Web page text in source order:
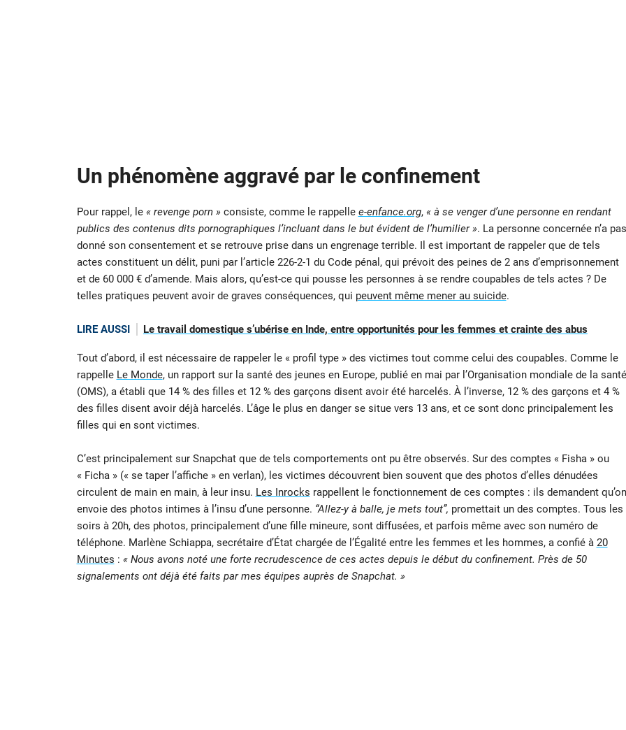
Un phénomène aggravé par le confinement
Pour rappel, le « revenge porn » consiste, comme le rappelle e-enfance.org, « à se venger d’une personne en rendant
publics des contenus dits pornographiques l’incluant dans le but évident de l’humilier ». La personne concernée n’a pas
donné son consentement et se retrouve prise dans un engrenage terrible. Il est important de rappeler que de tels
actes constituent un délit, puni par l’article 226-2-1 du Code pénal, qui prévoit des peines de 2 ans d’emprisonnement
et de 60 000 € d’amende. Mais alors, qu’est-ce qui pousse les personnes à se rendre coupables de tels actes ? De
telles pratiques peuvent avoir de graves conséquences, qui peuvent même mener au suicide.
LIRE AUSSI Le travail domestique s’ubérise en Inde, entre opportunités pour les femmes et crainte des abus
Tout d’abord, il est nécessaire de rappeler le « profil type » des victimes tout comme celui des coupables. Comme le
rappelle Le Monde, un rapport sur la santé des jeunes en Europe, publié en mai par l’Organisation mondiale de la santé
(OMS), a établi que 14 % des filles et 12 % des garçons disent avoir été harcelés. À l’inverse, 12 % des garçons et 4 %
des filles disent avoir déjà harcelés. L’âge le plus en danger se situe vers 13 ans, et ce sont donc principalement les
filles qui en sont victimes.
C’est principalement sur Snapchat que de tels comportements ont pu être observés. Sur des comptes « Fisha » ou
« Ficha » (« se taper l’affiche » en verlan), les victimes découvrent bien souvent que des photos d’elles dénudées
circulent de main en main, à leur insu. Les Inrocks rappellent le fonctionnement de ces comptes : ils demandent qu’on
envoie des photos intimes à l’insu d’une personne. “Allez-y à balle, je mets tout”, promettait un des comptes. Tous les
soirs à 20h, des photos, principalement d’une fille mineure, sont diffusées, et parfois même avec son numéro de
téléphone. Marlène Schiappa, secrétaire d’État chargée de l’Égalité entre les femmes et les hommes, a confié à 20
Minutes : « Nous avons noté une forte recrudescence de ces actes depuis le début du confinement. Près de 50
signalements ont déjà été faits par mes équipes auprès de Snapchat. »